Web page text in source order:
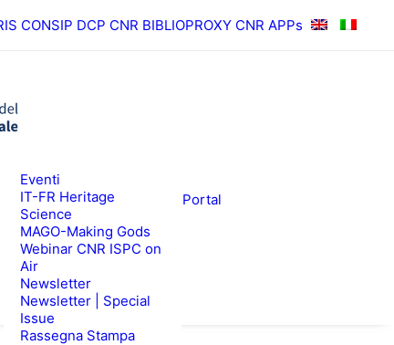
CONSIP DCP CNR BIBLIOPROXY CNR APPs
RISULTATI
ISPC Open Portal
Eventi
IT-FR Heritage
Science
MAGO-Making Gods
Webinar CNR ISPC on
Air
Newsletter
Newsletter | Special
Issue
Rassegna Stampa